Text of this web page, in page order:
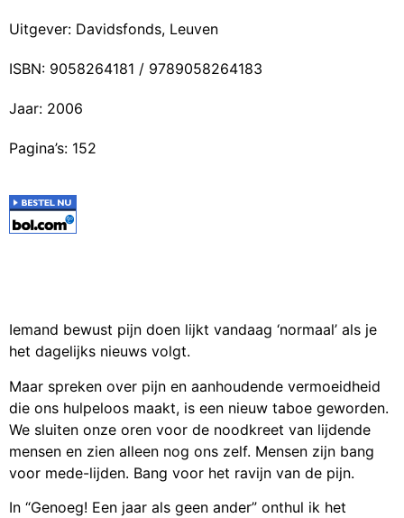
Uitgever: Davidsfonds, Leuven
ISBN: 9058264181 / 9789058264183
Jaar: 2006
Pagina’s: 152
Iemand bewust pijn doen lijkt vandaag ‘normaal’ als je
het dagelijks nieuws volgt.
Maar spreken over pijn en aanhoudende vermoeidheid
die ons hulpeloos maakt, is een nieuw taboe geworden.
We sluiten onze oren voor de noodkreet van lijdende
mensen en zien alleen nog ons zelf. Mensen zijn bang
voor mede-lijden. Bang voor het ravijn van de pijn.
In “Genoeg! Een jaar als geen ander” onthul ik het